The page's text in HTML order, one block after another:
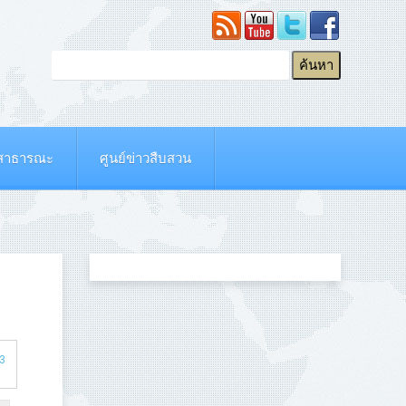
าธารณะ ศูนย์ข่าวสืบสวน